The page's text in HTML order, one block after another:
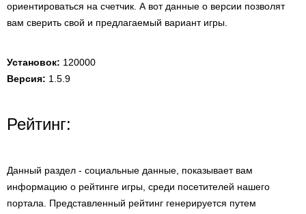
ориентироваться на счетчик. А вот данные о версии позволят
вам сверить свой и предлагаемый вариант игры.
Установок: 120000
Версия: 1.5.9
Рейтинг:
Данный раздел - социальные данные, показывает вам
информацию о рейтинге игры, среди посетителей нашего
портала. Представленный рейтинг генерируется путем